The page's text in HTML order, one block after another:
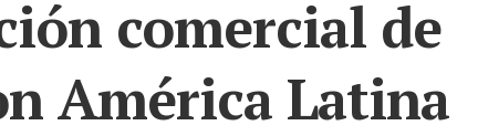
comercial de
América Latina